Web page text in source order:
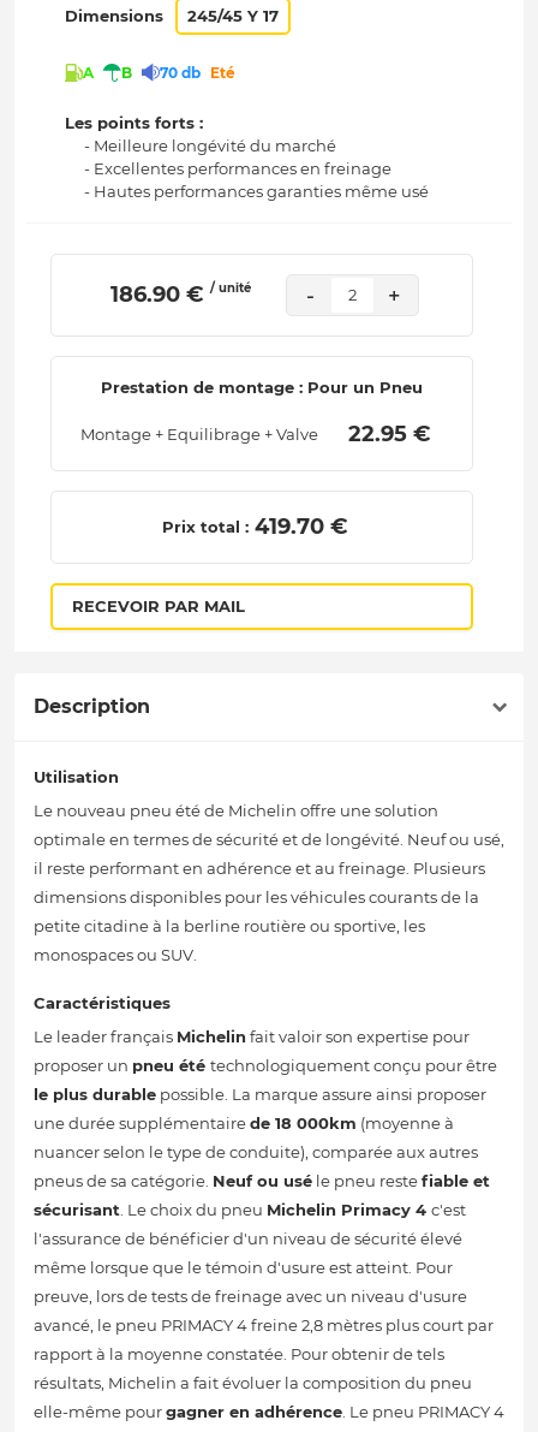
Dimensions 245/45 Y 17
A B 70 db Eté
Les points forts :
- Meilleure longévité du marché
- Excellentes performances en freinage
- Hautes performances garanties même usé
186.90 € / unité - 2 +
Prestation de montage : Pour un Pneu
Montage + Equilibrage + Valve 22.95 €
Prix total : 419.70 €
RECEVOIR PAR MAIL
Description
Utilisation
Le nouveau pneu été de Michelin offre une solution
optimale en termes de sécurité et de longévité. Neuf ou usé,
il reste performant en adhérence et au freinage. Plusieurs
dimensions disponibles pour les véhicules courants de la
petite citadine à la berline routière ou sportive, les
monospaces ou SUV.
Caractéristiques
Le leader français Michelin fait valoir son expertise pour
proposer un pneu été technologiquement conçu pour être
le plus durable possible. La marque assure ainsi proposer
une durée supplémentairede 18 000km (moyenne à
nuancer selon le type de conduite), comparée aux autres
pneus de sa catégorie. Neuf ou usé le pneu restefiable et
sécurisant. Le choix du pneu Michelin Primacy 4 c'est
l'assurance de bénéficier d'un niveau de sécurité élevé
même lorsque que le témoin d'usure est atteint. Pour
preuve, lors de tests de freinage avec un niveau d'usure
avancé, le pneu PRIMACY 4 freine 2,8 mètres plus court par
rapport à la moyenne constatée. Pour obtenir de tels
résultats, Michelin a fait évoluer la composition du pneu
elle-même pourgagner en adhérence. Le pneu PRIMACY 4